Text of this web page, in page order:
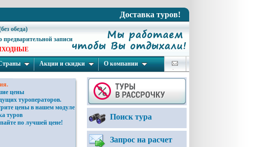
Доставка туров!
обеда)
предварительной записи
Акции и скидки О компании
цены
туроператоров.
цены в нашем модуле
туров
по лучшей цене!
Поиск тура
Запрос на расчет